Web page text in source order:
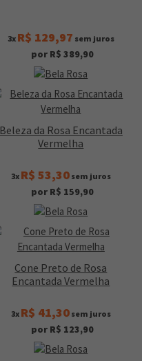
3x R$ 129,97 sem juros
por R$ 389,90
Beleza da Rosa Encantada
Vermelha
3x R$ 53,30sem juros
por R$ 159,90
Cone Preto de Rosa
Encantada Vermelha
3x R$ 41,30sem juros
por R$ 123,90